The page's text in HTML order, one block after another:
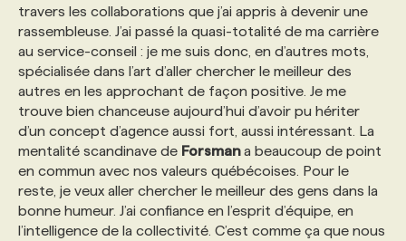
travers les collaborations que j’ai appris à devenir une
rassembleuse. J’ai passé la quasi-totalité de ma carrière
au service-conseil : je me suis donc, en d’autres mots,
spécialisée dans l’art d’aller chercher le meilleur des
autres en les approchant de façon positive. Je me
trouve bien chanceuse aujourd’hui d’avoir pu hériter
d’un concept d’agence aussi fort, aussi intéressant. La
mentalité scandinave de Forsmana beaucoup de point
en commun avec nos valeurs québécoises. Pour le
reste, je veux aller chercher le meilleur des gens dans la
bonne humeur. J’ai confiance en l’esprit d’équipe, en
l’intelligence de la collectivité. C’est comme ça que nous